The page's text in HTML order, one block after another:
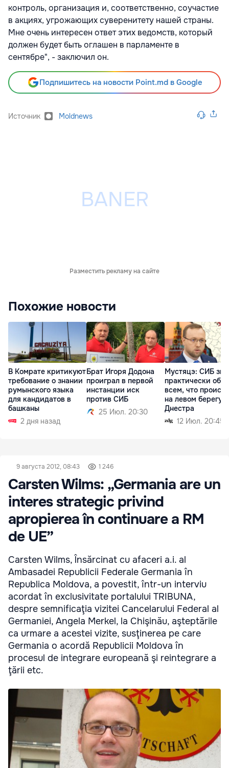
контроль, организация и, соответственно, соучастие
в акциях, угрожающих суверенитету нашей страны.
Мне очень интересен ответ этих ведомств, который
должен будет быть оглашен в парламенте в
сентябре", - заключил он.
Подпишитесь на новости Point.md в Google
Источник Moldnews
Разместить рекламу на сайте
Похожие новости
В Комрате критикуют
требование о знании
румынского языка
для кандидатов в
башканы
2 дня назад
Брат Игоря Додона
проиграл в первой
инстанции иск
против СИБ
25 Июл. 20:30
Мустяцэ: СИБ
практически обо
всем, что
на левом берегу
Днестра
12 Июл. 20:45
9 августа 2012, 08:43 1 246
Carsten Wilms: „Germania are un
interes strategic privind
apropierea în continuare a RM
de UE”
Carsten Wilms, Însărcinat cu afaceri a.i. al
Ambasadei Republicii Federale Germania în
Republica Moldova, a povestit, într-un interviu
acordat în exclusivitate portalului TRIBUNA,
despre semnificaţia vizitei Cancelarului Federal al
Germaniei, Angela Merkel, la Chişinău, aşteptările
ca urmare a acestei vizite, susţinerea pe care
Germania o acordă Republicii Moldova în
procesul de integrare europeană şi reintegrare a
ţării etc.